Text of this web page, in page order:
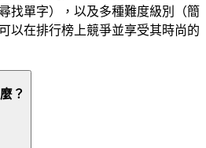
找單字），以及多種難度級別（簡
以在排行榜上競爭並享受其時尚的
？